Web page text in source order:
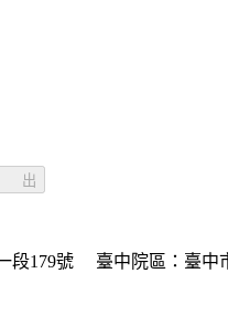
出
段179號
臺中院區：臺中